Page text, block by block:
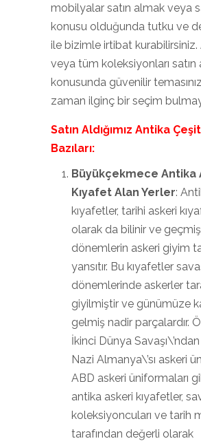
mobilyalar satın almak veya
konusu olduğunda tutku ve
ile bizimle irtibat kurabilirsiniz.
veya tüm koleksiyonları satın
konusunda güvenilir
zaman ilginç bir seçim
Satın Aldığımız Antika
Bazıları:
Büyükçekmece Antika
Kıyafet Alan Yerler:
kıyafetler, tarihi askeri
olarak da bilinir ve geçmiş
dönemlerin askeri giyim
yansıtır. Bu kıyafetler
dönemlerinde askerler
giyilmiştir ve günümüze
gelmiş nadir parçalardır.
İkinci Dünya
Nazi Almanya\’sı askeri
ABD askeri üniformaları
antika askeri kıyafetler,
koleksiyoncuları ve tarih
tarafından değerli olarak